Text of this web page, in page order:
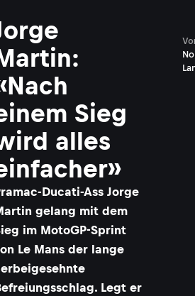
Sieg
alles
Ducati-Ass Jorge
gelang mit dem
im MotoGP-Sprint
Le Mans der lange
Legt er